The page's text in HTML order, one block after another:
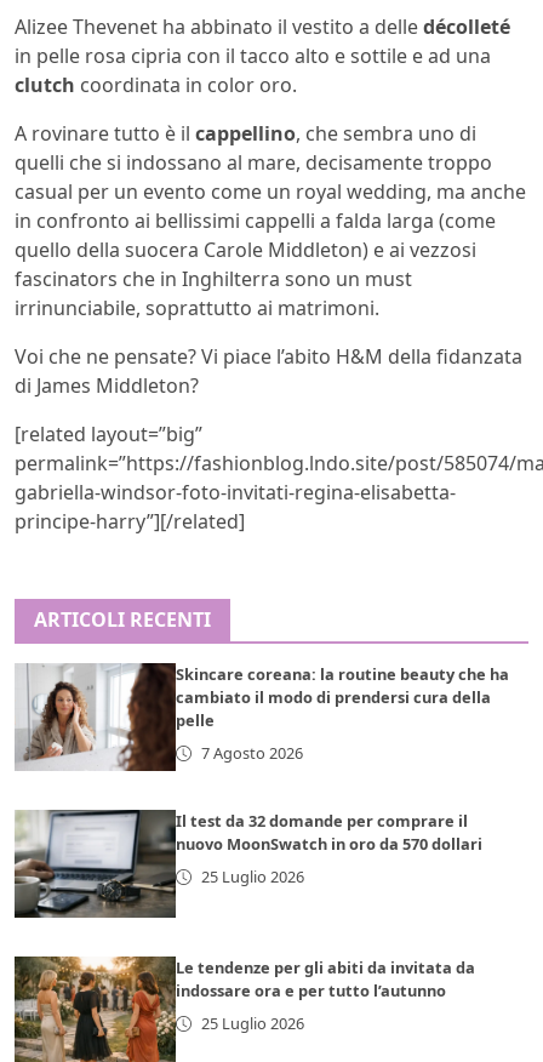
Alizee Thevenet ha abbinato il vestito a delledécolleté
in pelle rosa cipria con il tacco alto e sottile e ad una
clutch coordinata in color oro.
A rovinare tutto è il cappellino, che sembra uno di
quelli che si indossano al mare, decisamente troppo
casual per un evento come un royal wedding, ma anche
in confronto ai bellissimi cappelli a falda larga (come
quello della suocera Carole Middleton) e ai vezzosi
fascinators che in Inghilterra sono un must
irrinunciabile, soprattutto ai matrimoni.
Voi che ne pensate? Vi piace l’abito H&M della fidanzata
di James Middleton?
[related layout=”big”
permalink=”https://fashionblog.lndo.site/post/585074/
gabriella-windsor-foto-invitati-regina-elisabetta-
principe-harry”][/related]
ARTICOLI RECENTI
Skincare coreana: la routine beauty che ha
cambiato il modo di prendersi cura della
pelle
7 Agosto 2026
Il test da 32 domande per comprare il
nuovo MoonSwatch in oro da 570 dollari
25 Luglio 2026
Le tendenze per gli abiti da invitata da
indossare ora e per tutto l’autunno
25 Luglio 2026